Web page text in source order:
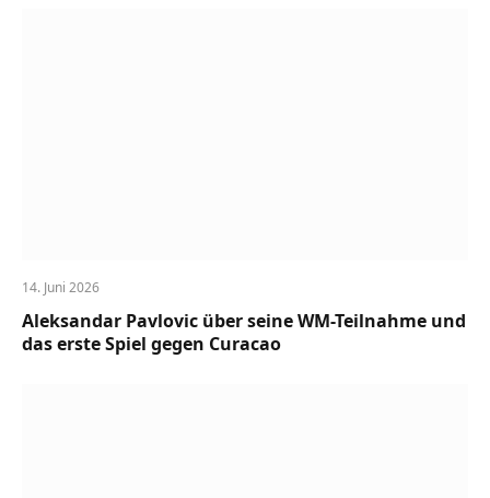
14. Juni 2026
Aleksandar Pavlovic über seine WM-Teilnahme und
das erste Spiel gegen Curacao